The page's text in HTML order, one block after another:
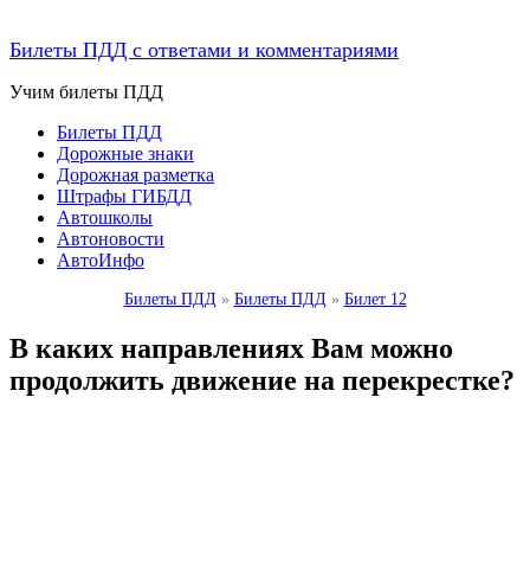
Билеты ПДД с ответами и комментариями
Учим билеты ПДД
Билеты ПДД
Дорожные знаки
Дорожная разметка
Штрафы ГИБДД
Автошколы
Автоновости
АвтоИнфо
Билеты ПДД » Билеты ПДД » Билет 12
В каких направлениях Вам можно
продолжить движение на перекрестке?